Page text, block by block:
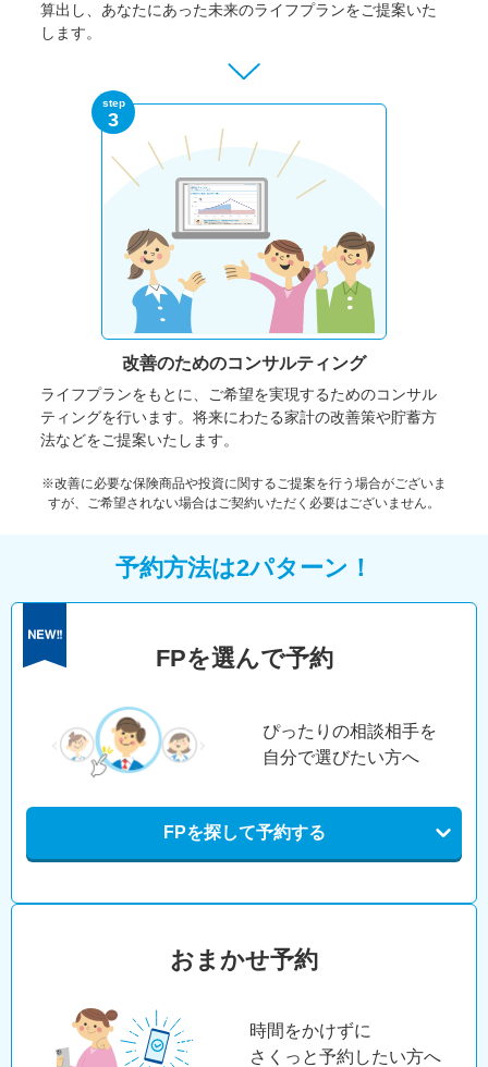
算出し、あなたにあった未来のライフプランをご提案いた
します。
step
3
改善のためのコンサルティング
ライフプランをもとに、ご希望を実現するためのコンサル
ティングを行います。将来にわたる家計の改善策や貯蓄方
法などをご提案いたします。
※改善に必要な保険商品や投資に関するご提案を行う場合がございま
すが、ご希望されない場合はご契約いただく必要はございません。
予約方法は2パターン！
FPを選んで予約
ぴったりの相談相手を
自分で選びたい方へ
FPを探して予約する
おまかせ予約
時間をかけずに
さくっと予約したい方へ